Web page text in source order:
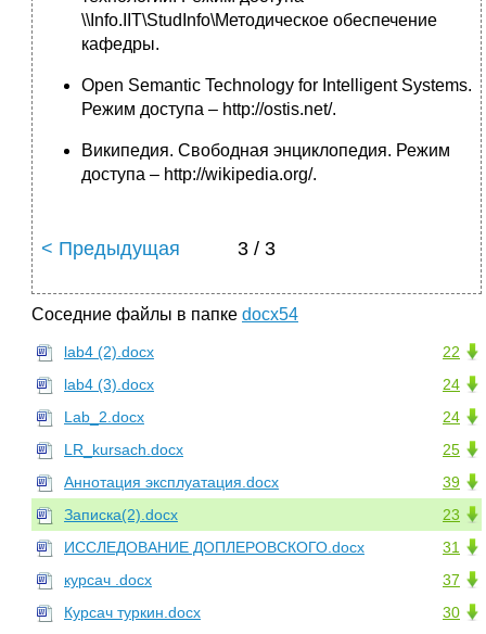
\\Info.IIT\StudInfo\Методическое обеспечение
кафедры.
Open Semantic Technology for Intelligent Systems.
Режим доступа – http://ostis.net/.
Википедия. Свободная энциклопедия. Режим
доступа – http://wikipedia.org/.
< Предыдущая 3 / 3
Соседние файлы в папке docx54
22
lab4 (2).docx
24
lab4 (3).docx
24
Lab_2.docx
25
LR_kursach.docx
39
Аннотация эксплуатация.docx
23
Записка(2).docx
31
ИССЛЕДОВАНИЕ ДОПЛЕРОВСКОГО.docx
37
курсач .docx
30
Курсач туркин.docx